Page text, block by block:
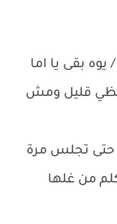
بقى يا اما
حظي قليل ومش
حتى تجلس مرة
من غلها